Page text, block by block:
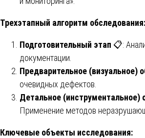
Трехэтапный алгоритм обследования:
Подготовительный этап 📋:
документации.
Предварительное (визуальное)
очевидных дефектов.
Детальное (инструментальное)
Применение методов
Ключевые объекты исследования: